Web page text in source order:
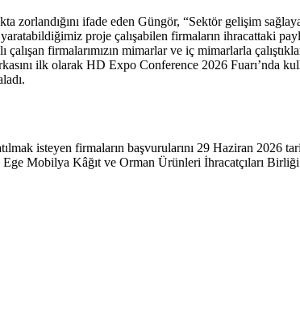
ifade eden Güngör, “Sektör gelişim
proje çalışabilen firmaların ihracattaki
firmalarımızın mimarlar ve iç mimarlarla
ilk olarak HD Expo Conference 2026 Fuarı’nda
isteyen firmaların başvurularını 29 Haziran 2026
Ege Mobilya Kâğıt ve Orman Ürünleri İhracatçıları